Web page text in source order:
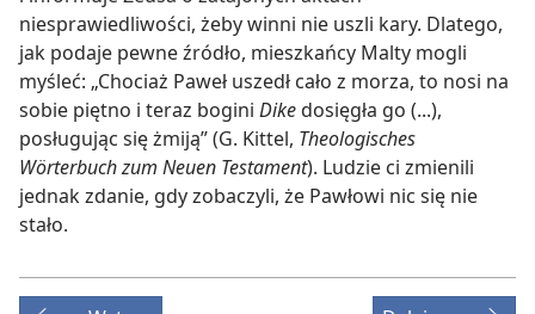
niesprawiedliwości, żeby winni nie uszli kary. Dlatego,
jak podaje pewne źródło, mieszkańcy Malty mogli
myśleć: „Chociaż Paweł uszedł cało z morza, to nosi na
sobie piętno i teraz bogini Dikedosięgła go (...),
posługując się żmiją” (G. Kittel, Theologisches
Wörterbuch zum Neuen Testament). Ludzie ci zmienili
jednak zdanie, gdy zobaczyli, że Pawłowi nic się nie
stało.